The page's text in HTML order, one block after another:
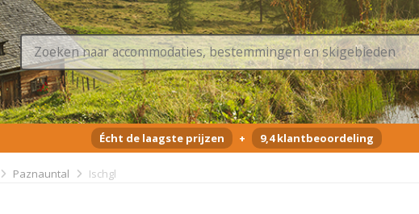
Écht de laagste prijzen + 9,4 klantbeoordeling
Paznauntal Ischgl